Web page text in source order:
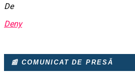
De
Deny
📰 COMUNICAT DE PRESĂ